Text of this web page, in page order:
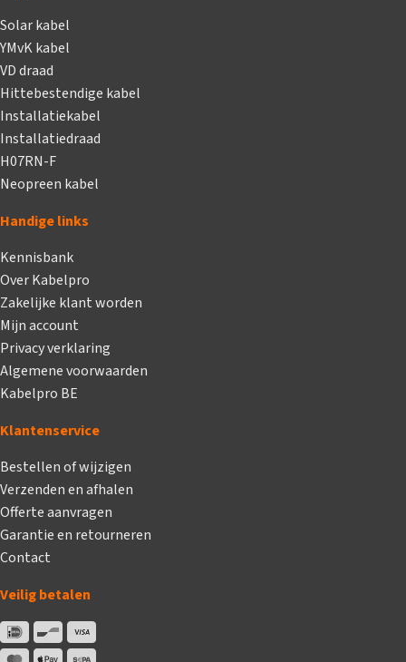
Solar kabel
YMvK kabel
VD draad
Hittebestendige kabel
Installatiekabel
Installatiedraad
H07RN-F
Neopreen kabel
Handige links
Kennisbank
Over Kabelpro
Zakelijke klant worden
Mijn account
Privacy verklaring
Algemene voorwaarden
Kabelpro BE
Klantenservice
Bestellen of wijzigen
Verzenden en afhalen
Offerte aanvragen
Garantie en retourneren
Contact
Veilig betalen